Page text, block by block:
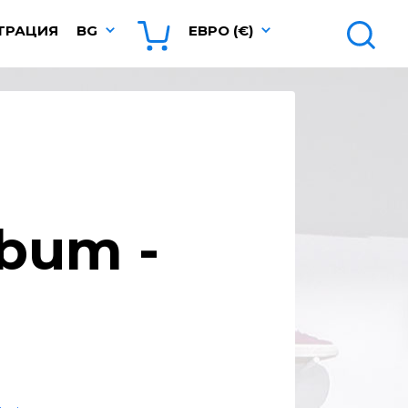
BG ЕВРО (€)
-